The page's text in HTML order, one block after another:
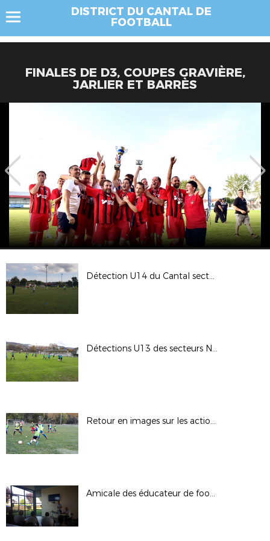
DISTRICT DU CANTAL DE
FOOTBALL
FINALES DE D3, COUPES GRAVIÈRE,
JARLIER ET BARRÈS
Détection U14 du Cantal secteur Aurillac
Détections U13 des secteurs Nord Cantal et Aurillac à Murat et Aurillac
Retour en images sur les actions du District du début de saison
Amicale des éducateur de football du cantal (25 Juin 2019)